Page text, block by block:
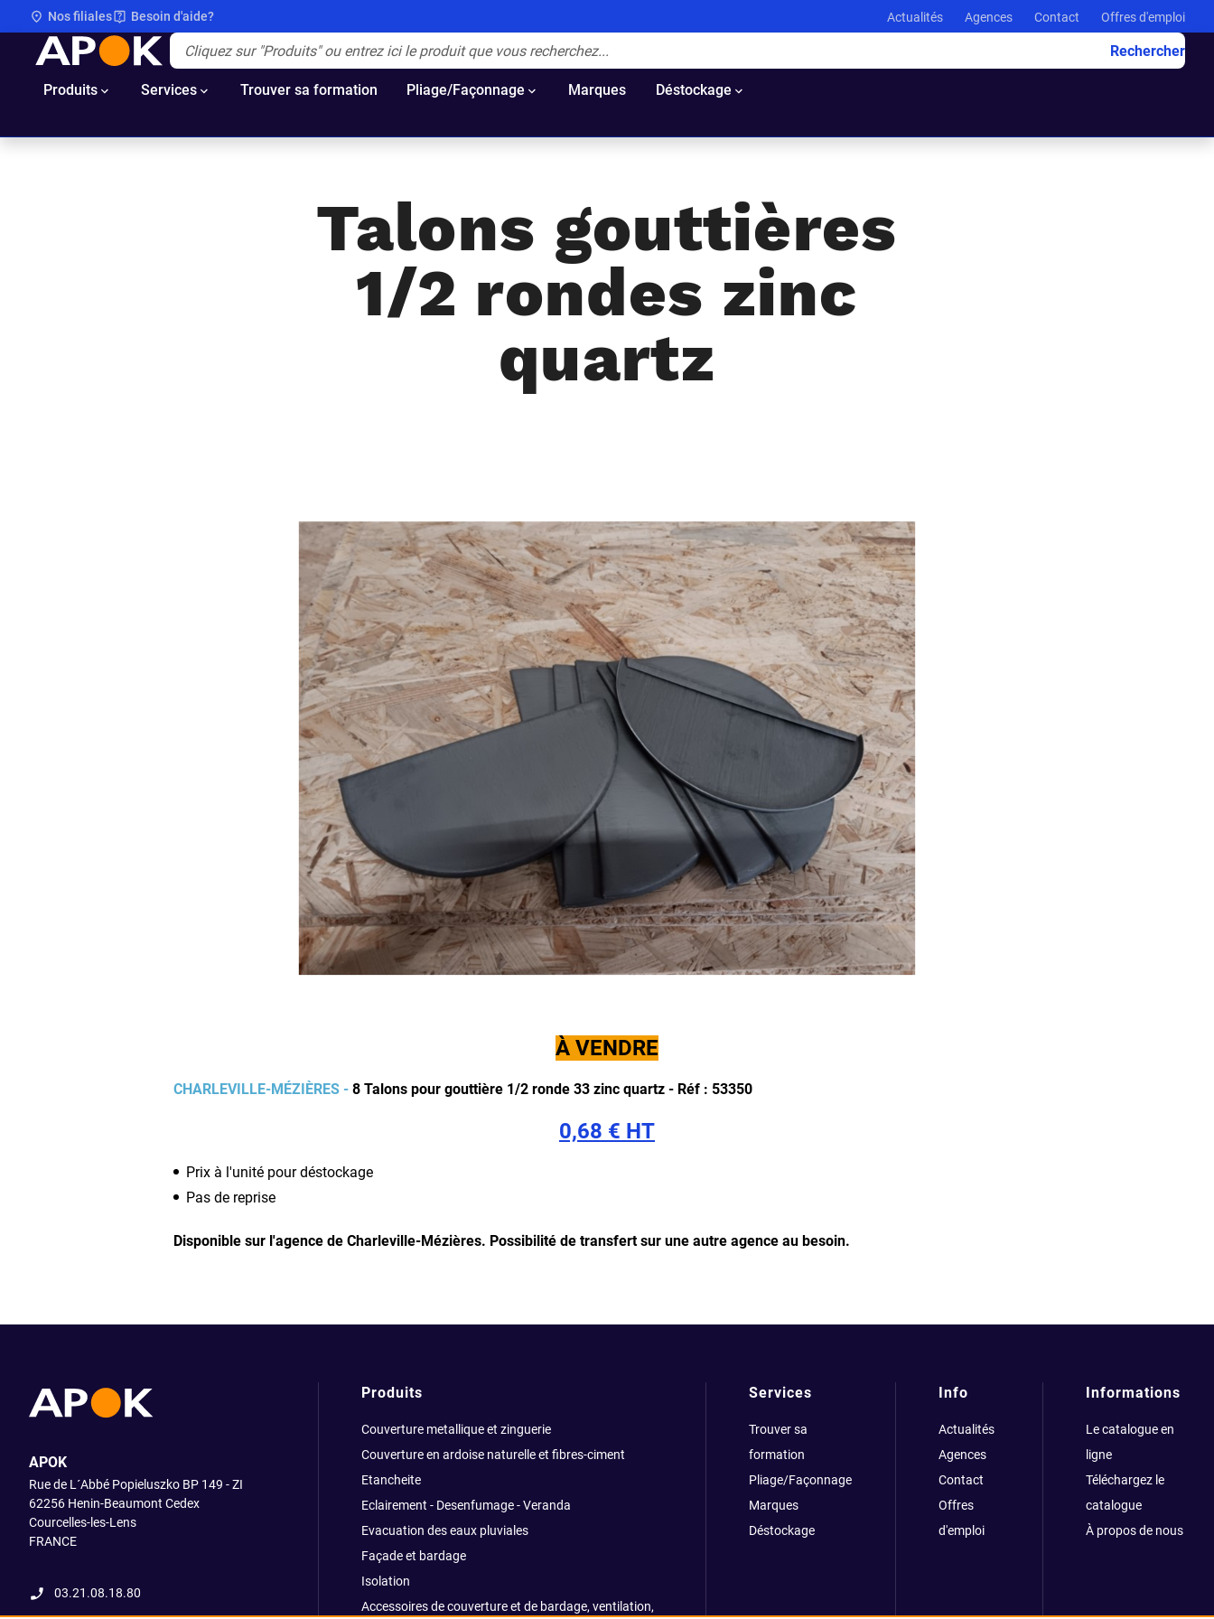
Nos filiales Besoin d'aide? Actualités Agences Contact Offres d'emploi
APOK Rechercher
Produits Services Trouver sa formation Pliage/Façonnage Marques Déstockage
Talons gouttières
1/2 rondes zinc
quartz
À VENDRE
CHARLEVILLE-MÉZIÈRES - 8 Talons pour gouttière 1/2 ronde 33 zinc quartz - Réf : 53350
0,68 € HT
Prix à l'unité pour déstockage
Pas de reprise
Disponible sur l'agence de Charleville-Mézières. Possibilité de transfert sur une autre agence au besoin.
APOK
Rue de L´Abbé Popieluszko BP 149 - ZI
62256 Henin-Beaumont Cedex
Courcelles-les-Lens
FRANCE
03.21.08.18.80
Produits
Couverture metallique et zinguerie
Couverture en ardoise naturelle et fibres-ciment
Etancheite
Eclairement - Desenfumage - Veranda
Evacuation des eaux pluviales
Façade et bardage
Isolation
Accessoires de couverture et de bardage, ventilation,
Services
Trouver sa
formation
Pliage/Façonnage
Marques
Déstockage
Info
Actualités
Agences
Contact
Offres
d'emploi
Informations
Le catalogue en
ligne
Téléchargez le
catalogue
À propos de nous